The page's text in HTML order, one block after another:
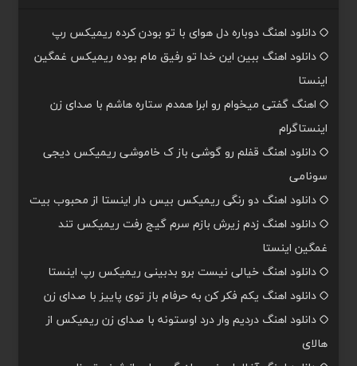
دانلود اهنگ دوباره دل هوای با تو بودن کرده ریمیکس رپ
دانلود اهنگ ببین این خدا تو رفیق مام بوده ریمیکس غمگین
اینستا
اهنگ گفتی میخوام رو ابرا همدم ستاره هاشم با صدای زن
اینستاگرام
دانلود اهنگ قفلم رو گوشی باز ک خاموشی ریمیکس دیجی
سونامی
دانلود اهنگ دو رنگی ریمیکس بیس دار اینستا از محبوب بیت
دانلود اهنگ زدم زیرش بازم سرم گیج رفت ریمیکس تند
غمگین اینستا
دانلود اهنگ خیالی نیست برو بدبینی ریمیکس رپ اینستا
دانلود اهنگ یکم فکر کن به حرفام باز توی پاییز با صدای زن
دانلود اهنگ دردیم وار درد اوستونه با صدای زن ریمیکس از
هالای